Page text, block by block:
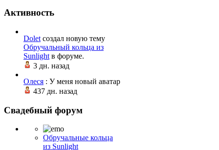
Активность
Dolet создал новую тему
Обручальный кольца из
Sunlight в форуме.
3 дн. назад
Олеся : У меня новый аватар
437 дн. назад
Свадебный форум
Обручальные кольца
из Sunlight